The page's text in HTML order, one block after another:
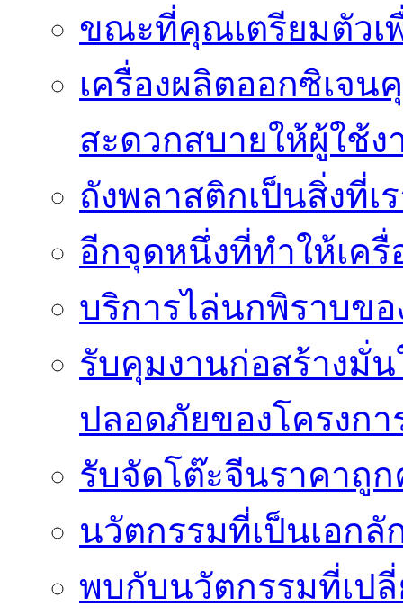
ขณะที่คุณเตรียมตัวเ
เครื่องผลิตออกซิเจ
สะดวกสบายให้ผู้ใช้ง
ถังพลาสติกเป็นสิ่งที่
อีกจุดหนึ่งที่ทำให้เครื่
บริการไล่นกพิราบข
รับคุมงานก่อสร้างมั่
ปลอดภัยของโครงกา
รับจัดโต๊ะจีนราคาถู
นวัตกรรมที่เป็นเอกลั
พบกับนวัตกรรมที่เป